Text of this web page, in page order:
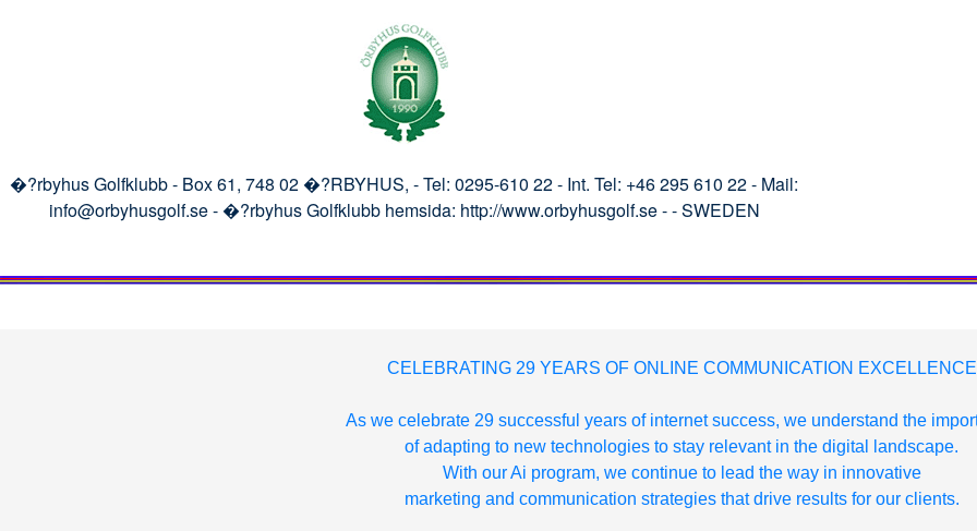
�?rbyhus Golfklubb - Box 61, 748 02 �?RBYHUS, - Tel: 0295-610 22 - Int. Tel: +46 295 610 22 - Mail:
info@orbyhusgolf.se - �?rbyhus Golfklubb hemsida: http://www.orbyhusgolf.se - - SWEDEN
CELEBRATING 29 YEARS OF ONLINE COMMUNICATION EXCELLENCE
As we celebrate 29 successful years of internet success, we understand the
of adapting to new technologies to stay relevant in the digital landscape.
With our Ai program, we continue to lead the way in innovative
marketing and communication strategies that drive results for our clients.